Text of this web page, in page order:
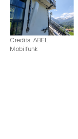
Credits: ABEL
Mobilfunk